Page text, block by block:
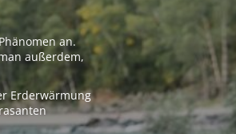
an.
außerdem,
Erderwärmung